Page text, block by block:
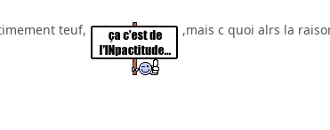
teuf, ,mais c quoi alrs la